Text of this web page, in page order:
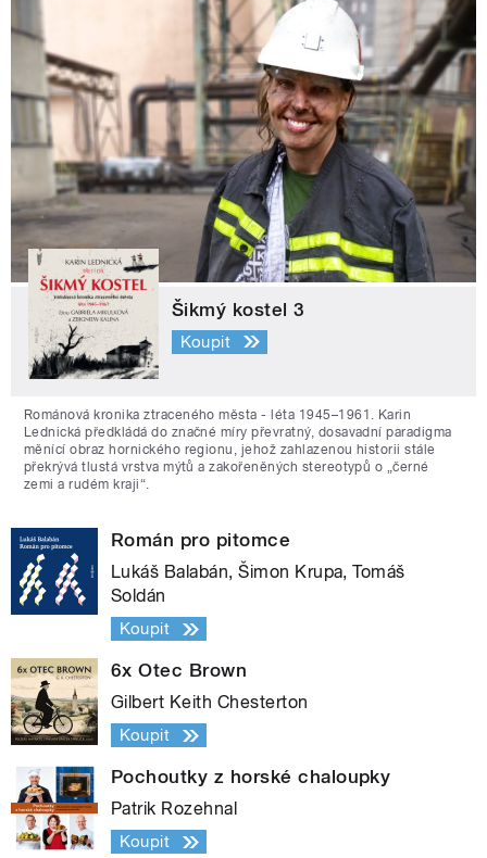
Šikmý kostel 3
Koupit
Románová kronika ztraceného města - léta 1945–1961. Karin
Lednická předkládá do značné míry převratný, dosavadní paradigma
měnící obraz hornického regionu, jehož zahlazenou historii stále
překrývá tlustá vrstva mýtů a zakořeněných stereotypů o „černé
zemi a rudém kraji“.
Román pro pitomce
Lukáš Balabán, Šimon Krupa, Tomáš
Soldán
Koupit
6x Otec Brown
Gilbert Keith Chesterton
Koupit
Pochoutky z horské chaloupky
Patrik Rozehnal
Koupit